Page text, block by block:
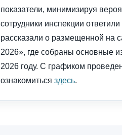
показатели, минимизируя
сотрудники инспекции
рассказали о размещенной на
2026», где собраны основные
2026 году. С графиком
ознакомиться здесь.